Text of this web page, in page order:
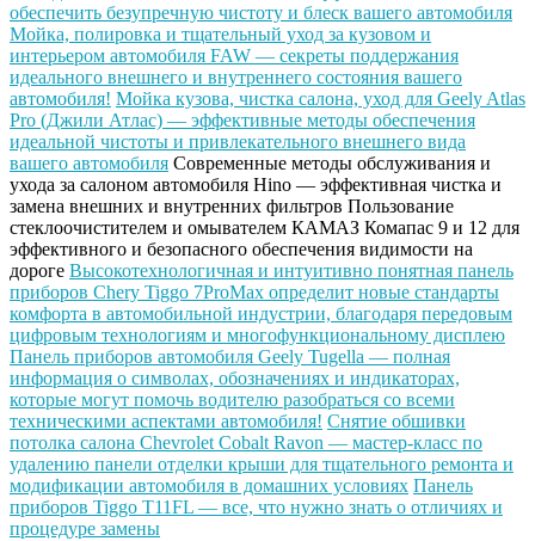
обеспечить безупречную чистоту и блеск вашего автомобиля
Мойка, полировка и тщательный уход за кузовом и
интерьером автомобиля FAW — секреты поддержания
идеального внешнего и внутреннего состояния вашего
автомобиля! Мойка кузова, чистка салона, уход для Geely Atlas
Pro (Джили Атлас) — эффективные методы обеспечения
идеальной чистоты и привлекательного внешнего вида
вашего автомобиля Современные методы обслуживания и
ухода за салоном автомобиля Hino — эффективная чистка и
замена внешних и внутренних фильтров Пользование
стеклоочистителем и омывателем КАМАЗ Комапас 9 и 12 для
эффективного и безопасного обеспечения видимости на
дороге Высокотехнологичная и интуитивно понятная панель
приборов Chery Tiggo 7ProMax определит новые стандарты
комфорта в автомобильной индустрии, благодаря передовым
цифровым технологиям и многофункциональному дисплею
Панель приборов автомобиля Geely Tugella — полная
информация о символах, обозначениях и индикаторах,
которые могут помочь водителю разобраться со всеми
техническими аспектами автомобиля! Снятие обшивки
потолка салона Chevrolet Cobalt Ravon — мастер-класс по
удалению панели отделки крыши для тщательного ремонта и
модификации автомобиля в домашних условиях Панель
приборов Tiggo T11FL — все, что нужно знать о отличиях и
процедуре замены